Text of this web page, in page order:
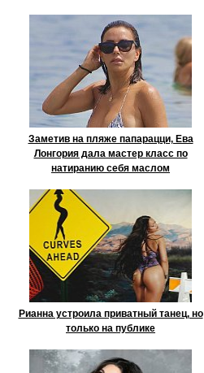
Заметив на пляже папарацци, Ева
Лонгория дала мастер класс по
натиранию себя маслом
Рианна устроила приватный танец, но
только на публике